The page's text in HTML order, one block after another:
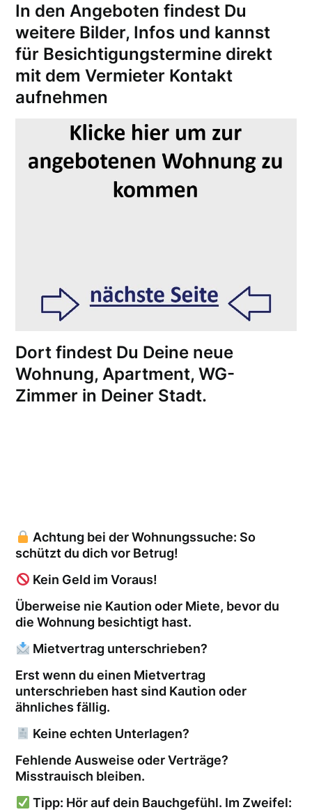
In den Angeboten findest Du
weitere Bilder, Infos und kannst
für Besichtigungstermine direkt
mit dem Vermieter Kontakt
aufnehmen
Dort findest Du Deine neue
Wohnung, Apartment, WG-
Zimmer in Deiner Stadt.
Achtung bei der Wohnungssuche: So
schützt du dich vor Betrug!
Kein Geld im Voraus!
Überweise nie Kaution oder Miete, bevor du
die Wohnung besichtigt hast.
Mietvertrag unterschrieben?
Erst wenn du einen Mietvertrag
unterschrieben hast sind Kaution oder
ähnliches fällig.
Keine echten Unterlagen?
Fehlende Ausweise oder Verträge?
Misstrauisch bleiben.
Tipp: Hör auf dein Bauchgefühl. Im Zweifel: